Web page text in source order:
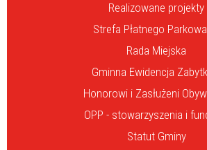
Realizowane projekty
Strefa Płatnego
Rada Miejska
Gminna Ewidencja
Honorowi i Zasłużeni
OPP - stowarzyszenia i
Statut Gminy